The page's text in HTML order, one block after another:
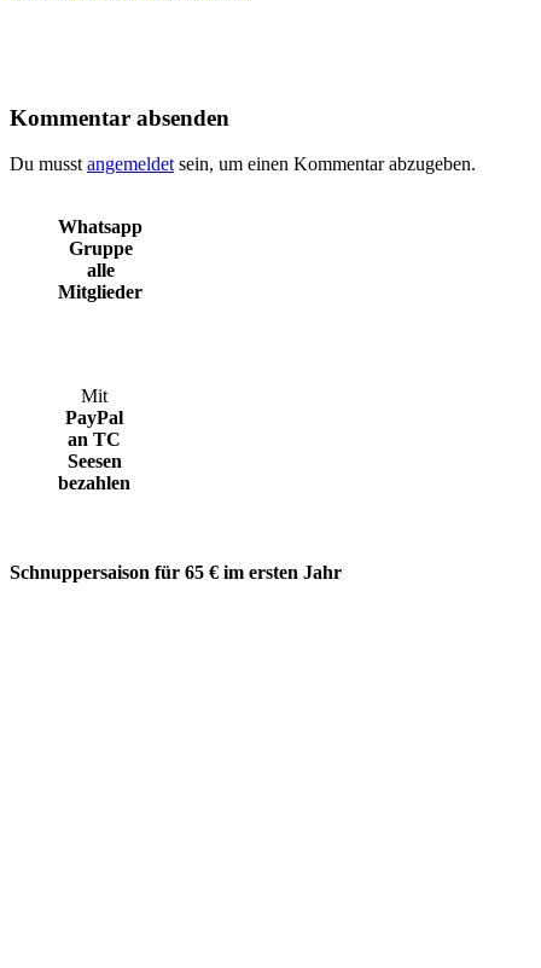
Kommentar absenden
Du musst angemeldet sein, um einen Kommentar abzugeben.
Whatsapp
Gruppe
alle
Mitglieder
Mit
PayPal
an TC
Seesen
bezahlen
Schnuppersaison für 65 € im ersten Jahr